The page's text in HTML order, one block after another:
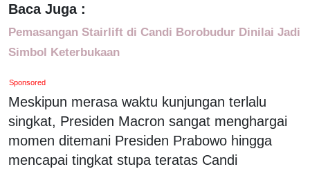
Baca Juga :
Pemasangan Stairlift di Candi Borobudur Dinilai Jadi
Simbol Keterbukaan
Sponsored
Meskipun merasa waktu kunjungan terlalu
singkat, Presiden Macron sangat menghargai
momen ditemani Presiden Prabowo hingga
mencapai tingkat stupa teratas Candi